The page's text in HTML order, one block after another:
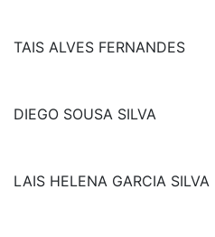
TAIS ALVES FERNANDES
DIEGO SOUSA SILVA
LAIS HELENA GARCIA SILVA